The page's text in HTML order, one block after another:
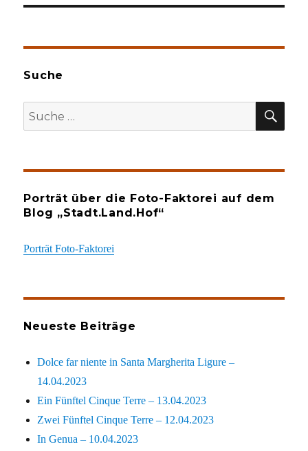
Suche
Suche
nach:
Porträt über die Foto-Faktorei auf dem
Blog „Stadt.Land.Hof“
Porträt Foto-Faktorei
Neueste Beiträge
Dolce far niente in Santa Margherita Ligure –
14.04.2023
Ein Fünftel Cinque Terre – 13.04.2023
Zwei Fünftel Cinque Terre – 12.04.2023
In Genua – 10.04.2023